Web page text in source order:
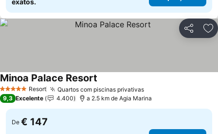
exatos.
Partilhar
5 Estrelas Resort Quartos com piscinas privativas
Minoa Palace Resort
9,3 Excelente 4.400 a 2.5 km de Agia Marina
De € 147